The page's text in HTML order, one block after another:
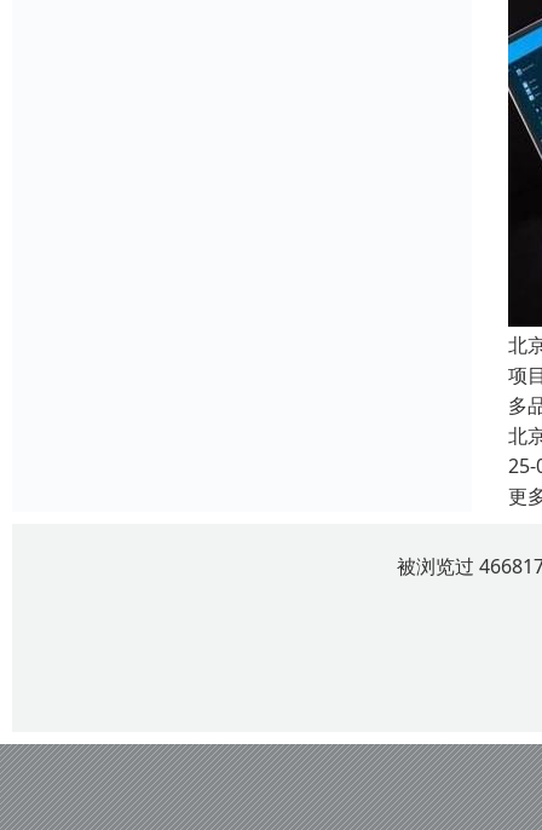
北
项
多
北
25-
更
被浏览过